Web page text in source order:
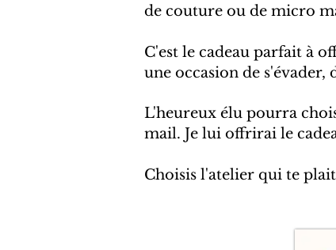
de couture ou de micro
​C'est le cadeau parfait à
une occasion de s'évader,
L'heureux élu pourra
mail. Je lui offrirai le
Choisis l'atelier qui te